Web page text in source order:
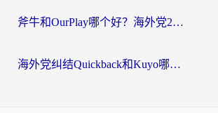
斧牛和OurPlay哪个好？海外党2026亲测：选对加速器，国内资源秒加载
海外党纠结Quickback和Kuyo哪个好？选对回国加速器才能无缝刷国内资源